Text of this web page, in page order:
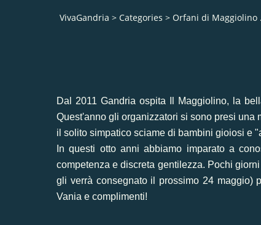
VivaGandria > Categories > Orfani di Maggiolino
Dal 2011 Gandria ospita Il Maggiolino, la
Quest'anno gli organizzatori si sono presi una
il solito simpatico sciame di bambini gioiosi e
In questi otto anni abbiamo imparato a
competenza e discreta gentilezza. Pochi
gli verrà consegnato il prossimo 24 maggio)
Vania e complimenti!